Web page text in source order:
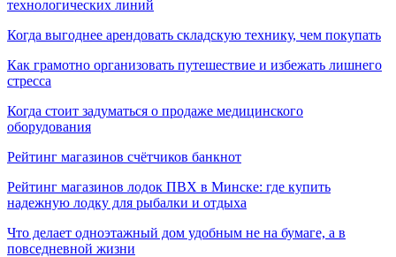
технологических линий
Когда выгоднее арендовать складскую технику, чем покупать
Как грамотно организовать путешествие и избежать лишнего
стресса
Когда стоит задуматься о продаже медицинского
оборудования
Рейтинг магазинов счётчиков банкнот
Рейтинг магазинов лодок ПВХ в Минске: где купить
надежную лодку для рыбалки и отдыха
Что делает одноэтажный дом удобным не на бумаге, а в
повседневной жизни